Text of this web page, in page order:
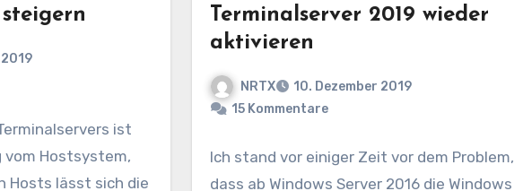
steigern
ist
vom Hostsystem,
Hosts lässt sich die
Terminalserver 2019 wieder
aktivieren
NRTX
10. Dezember 2019
15 Kommentare
Ich stand vor einiger Zeit vor dem Problem,
dass ab Windows Server 2016 die Windows